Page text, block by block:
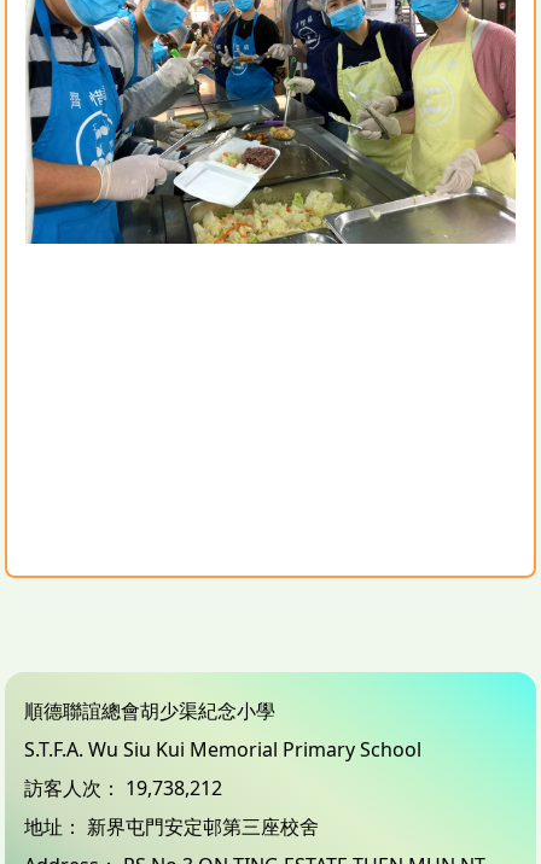
順德聯誼總會胡少渠紀念小學
S.T.F.A. Wu Siu Kui Memorial Primary School
訪客人次： 19,738,212
地址： 新界屯門安定邨第三座校舍